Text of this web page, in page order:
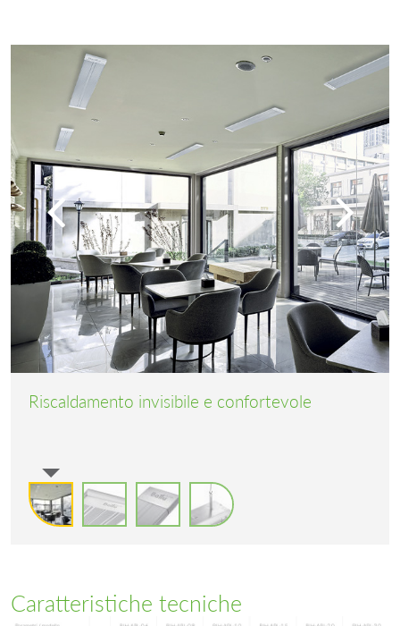
Riscaldamento invisibile e confortevole
Caratteristiche tecniche